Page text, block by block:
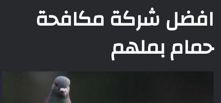
افضل شركة مكافحة
حمام بملهم